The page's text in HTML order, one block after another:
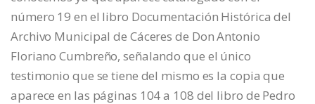
número 19 en el libro Documentación Histórica del
Archivo Municipal de Cáceres de Don Antonio
Floriano Cumbreño, señalando que el único
testimonio que se tiene del mismo es la copia que
aparece en las páginas 104 a 108 del libro de Pedro